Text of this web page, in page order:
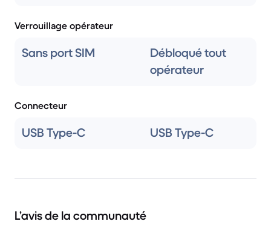
Verrouillage opérateur
Sans port SIM
Débloqué tout
opérateur
Connecteur
USB Type-C USB Type-C
L’avis de la communauté